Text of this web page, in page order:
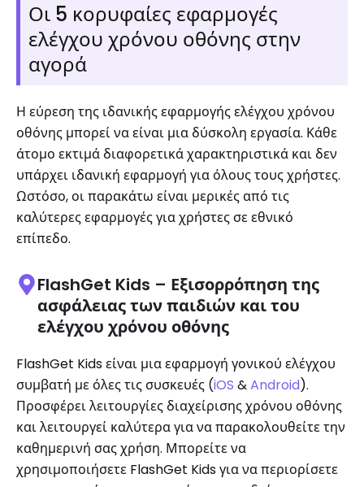
Οι 5 κορυφαίες εφαρμογές
ελέγχου χρόνου οθόνης στην
αγορά
Η εύρεση της ιδανικής εφαρμογής ελέγχου χρόνου
οθόνης μπορεί να είναι μια δύσκολη εργασία. Κάθε
άτομο εκτιμά διαφορετικά χαρακτηριστικά και δεν
υπάρχει ιδανική εφαρμογή για όλους τους χρήστες.
Ωστόσο, οι παρακάτω είναι μερικές από τις
καλύτερες εφαρμογές για χρήστες σε εθνικό
επίπεδο.
FlashGet Kids – Εξισορρόπηση της
ασφάλειας των παιδιών και του
ελέγχου χρόνου οθόνης
FlashGet Kids είναι μια εφαρμογή γονικού ελέγχου
συμβατή με όλες τις συσκευές (iOS &Android).
Προσφέρει λειτουργίες διαχείρισης χρόνου οθόνης
και λειτουργεί καλύτερα για να παρακολουθείτε την
καθημερινή σας χρήση. Μπορείτε να
χρησιμοποιήσετε FlashGet Kids για να περιορίσετε